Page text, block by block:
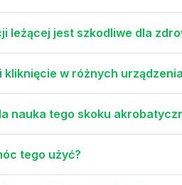
leżącej jest szkodliwe dla
kliknięcie w różnych
nauka tego skoku
tego użyć?